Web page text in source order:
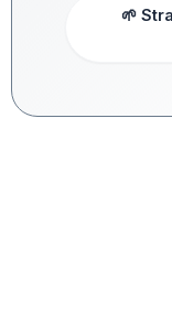
🌱